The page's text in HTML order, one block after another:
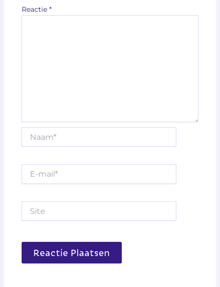
Reactie*
mail*